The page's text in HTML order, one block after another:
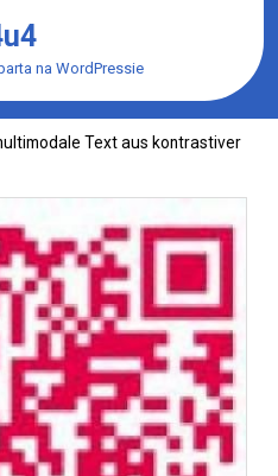
na WordPressie
Text aus kontrastiver